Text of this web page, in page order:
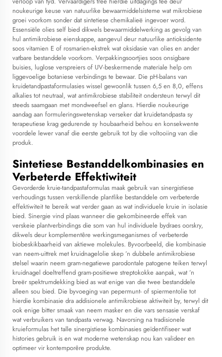
noukeurige keuse van natuurlike bewaarmiddelsisteme wat mikrobiese
groei voorkom sonder dat sintetiese chemikalieë ingevoer word.
Essensiële olies self bied dikwels bewaarmiddelwerking as gevolg van
hul antimikrobiese eienskappe, aangevul deur natuurlike antioksidente
soos vitamien E of rosmarien-ekstrek wat oksidasie van olies en ander
vatbare bestanddele voorkom. Verpakkingsoortjies soos onsigbare
buisies, luglose verspreiers of UV-beskermende materiale help om
liggevoelige botaniese verbindings te bewaar. Die pH-balans van
kruidetandpastaformulasies wissel gewoonlik tussen 6,5 en 8,0, effens
alkalies tot neutraal, wat antimikrobiese stabiliteit ondersteun terwyl dit
steeds saamgaan met mondweefsel en glans. Hierdie noukeurige
aandag aan formuleringswetenskap verseker dat kruidetandpasta sy
terapeutiese krag gedurende sy houbaarheid behou en konsekwente
voordele lewer vanaf die eerste gebruik tot by die voltooiing van die
produk.
Sintetiese Bestanddelkombinasies en
Verbeterde Effektiwiteit
Gevorderde kruie-tandpastaformulas maak gebruik van sinergistiese
verhoudings tussen verskillende plantlike bestanddele om verbeterde
effektiwiteit te bereik wat verder gaan as wat individuele kruie in isolasie
bied. Sinergie vind plaas wanneer die gekombineerde effek van
verskeie plantverbindings die som van hul individuele bydraes oorskry,
dikwels deur komplementêre werkingsmeganismes of verbeterde
biobeskikbaarheid van aktiewe molekules. Byvoorbeeld, die kombinasie
van neem-uittrek met kruidnagelolie skep ’n dubbele antimikrobiese
stelsel waarin neem gram-negatiewe parodontale patogene teiken terwyl
kruidnagel doeltreffend gram-positiewe streptokokke aanpak, wat ’n
breër spektrumdekking bied as wat enige van die twee bestanddele
alleen sou bied. Die byvoeging van pepermunt- of spiermentolie tot
hierdie kombinasie dra addisionele antimikrobiese aktiwiteit by, terwyl dit
ook enige bitter smaak van neem masker en die vars sensasie verskaf
wat verbruikers van tandpasta verwag. Navorsing na tradisionele
kruieformulas het talle sinergistiese kombinasies geïdentifiseer wat
histories gebruik is en wat moderne wetenskap nou kan valideer en
optimeer vir kontemporêre produkte.